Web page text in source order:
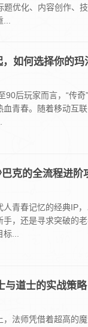
题优化、内容创作、
如何选择你的玛
90后玩家而言，“传
血青春。随着移动互
克的全流程进阶
青春记忆的经典IP
，还是寻求突破的
...
与道士的实战策略
法师凭借着超高的